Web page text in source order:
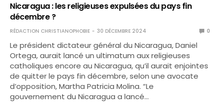
Nicaragua : les religieuses expulsées du pays fin
décembre ?
RÉDACTION CHRISTIANOPHOBIE 30 DÉCEMBRE 2024 0
Le président dictateur général du Nicaragua, Daniel
Ortega, aurait lancé un ultimatum aux religieuses
catholiques encore au Nicaragua, qu’il aurait enjointes
de quitter le pays fin décembre, selon une avocate
d’opposition, Martha Patricia Molina. “Le
gouvernement du Nicaragua a lancé…